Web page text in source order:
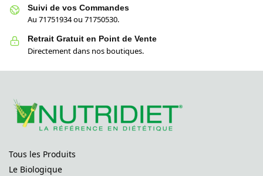
Suivi de vos Commandes
Au 71751934 ou 71750530.
Retrait Gratuit en Point de Vente
Directement dans nos boutiques.
Tous les Produits
Le Biologique